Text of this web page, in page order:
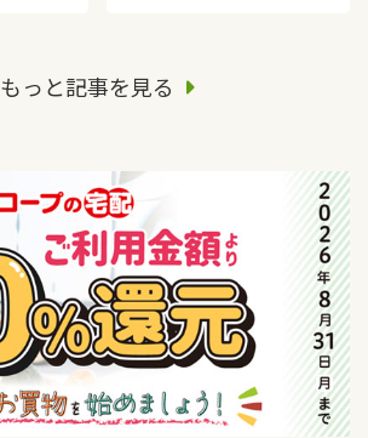
もっと記事を見る